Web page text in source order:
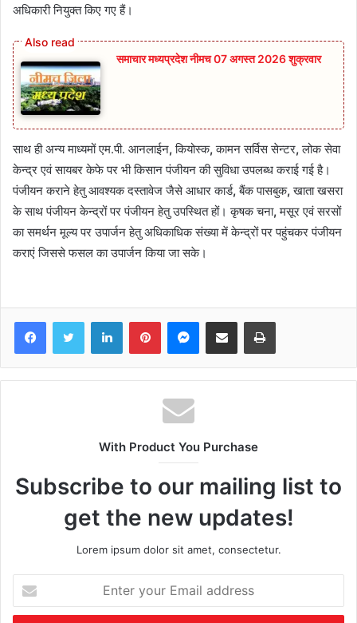
अधिकारी नियुक्त किए गए हैं।
समाचार मध्यप्रदेश नीमच 07 अगस्त 2026 शुक्रवार
साथ ही अन्य माध्यमों एम.पी. आनलाईन,कियोस्क,कामन सर्विस सेन्टर,लोक सेवा
केन्द्र एवं सायबर केफे पर भी किसान पंजीयन की सुविधा उपलब्ध कराई गई है।
पंजीयन कराने हेतु आवश्यक दस्तावेज जैसे आधार कार्ड,बैंक पासबुक,खाता खसरा
के साथ पंजीयन केन्द्रों पर पंजीयन हेतु उपस्थित हों। कृषक चना,मसूर एवं सरसों
का समर्थन मूल्य पर उपार्जन हेतु अधिकाधिक संख्या में केन्द्रों पर पहुंचकर पंजीयन
कराएं जिससे फसल का उपार्जन किया जा सके।
FacebookTwitter LinkedInPinterestMessenger
Share via Email Print
With Product You Purchase
Subscribe to our mailing list to
get the new updates!
Lorem ipsum dolor sit amet, consectetur.
your
Email